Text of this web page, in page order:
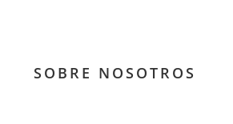
SOBRE NOSOTROS